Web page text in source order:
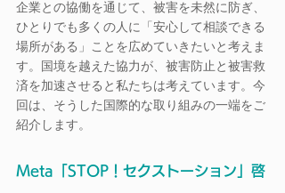
企業との協働を通じて、被害を未然に防ぎ、
ひとりでも多くの人に「安心して相談できる
場所がある」ことを広めていきたいと考えま
す。国境を越えた協力が、被害防止と被害救
済を加速させると私たちは考えています。今
回は、そうした国際的な取り組みの一端をご
紹介します。
Meta「STOP！セクストーション」啓